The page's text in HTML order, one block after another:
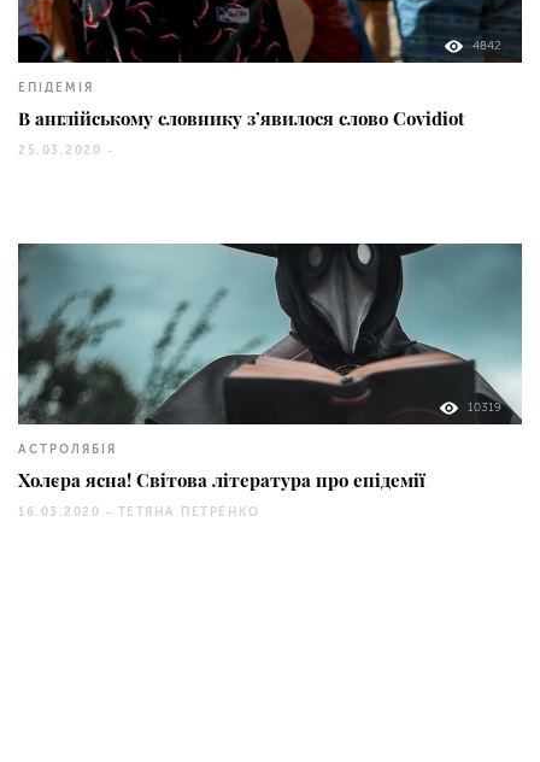
4842
ЕПІДЕМІЯ
В англійському словнику з’явилося слово Covidiot
25.03.2020 -
10319
АСТРОЛЯБІЯ
Холєра ясна! Світова література про епідемії
16.03.2020 - ТЕТЯНА ПЕТРЕНКО